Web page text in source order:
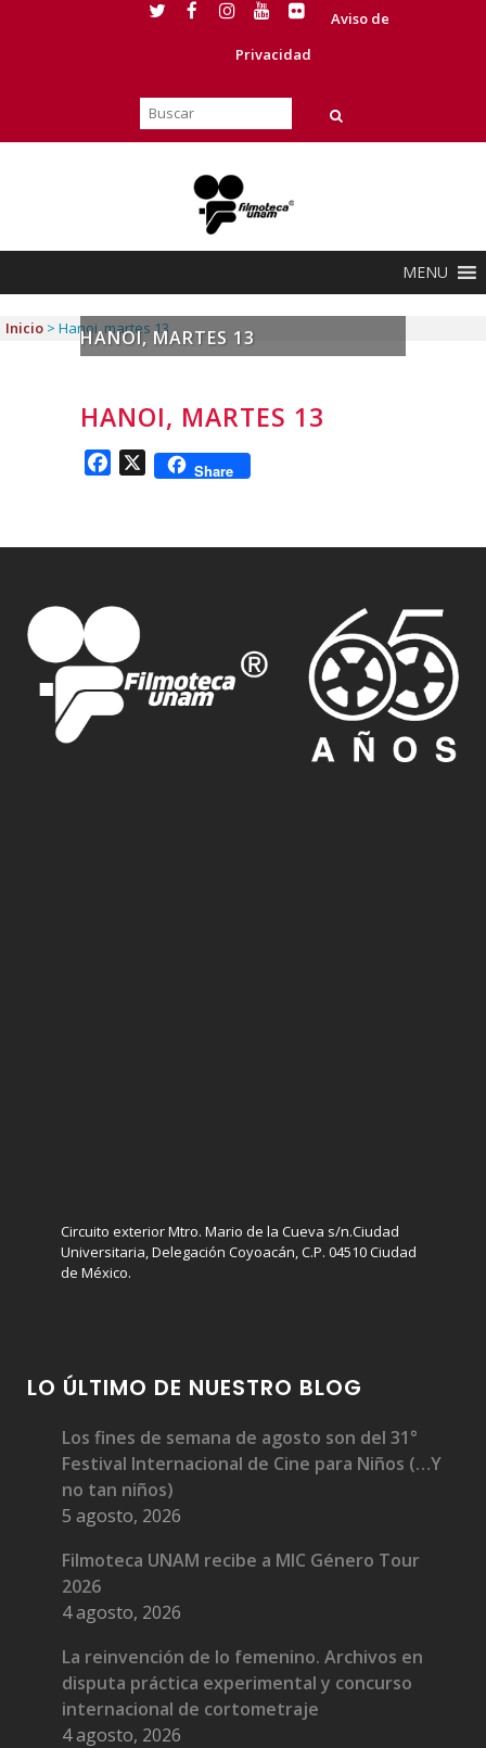
Aviso de
Privacidad
MENU
HANOI, MARTES 13
Inicio > Hanoi, martes 13
HANOI, MARTES 13
Facebook
X Share
Circuito exterior Mtro. Mario de la Cueva s/n.Ciudad
Universitaria, Delegación Coyoacán, C.P. 04510 Ciudad
de México.
LO ÚLTIMO DE NUESTRO BLOG
Los fines de semana de agosto son del 31°
Festival Internacional de Cine para Niños (…Y
no tan niños)
5 agosto, 2026
Filmoteca UNAM recibe a MIC Género Tour
2026
4 agosto, 2026
La reinvención de lo femenino. Archivos en
disputa práctica experimental y concurso
internacional de cortometraje
4 agosto, 2026